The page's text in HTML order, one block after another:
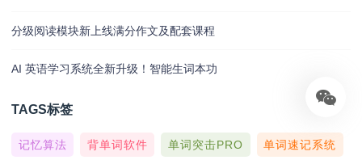
分级阅读模块新上线满分作文及配套课程
AI 英语学习系统全新升级！智能生词本功
TAGS标签
记忆算法 背单词软件 单词突击PRO 单词速记系统